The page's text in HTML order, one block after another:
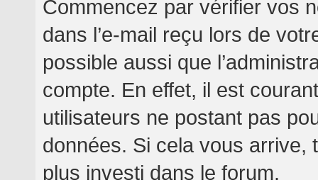
Commencez par vérifier vos
dans l’e-mail reçu lors de
possible aussi que
compte. En effet, il est
utilisateurs ne postant pas
données. Si cela vous
plus investi dans le forum.